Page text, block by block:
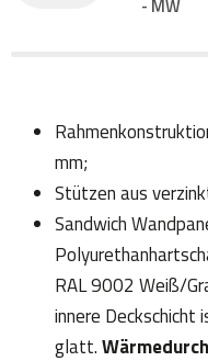
- MW
mm;
Stützen aus
Sandwich
RAL 9002 Weiß/
innere
glatt.